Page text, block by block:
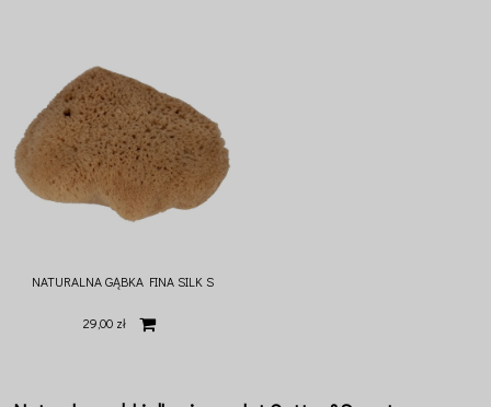
NATURALNA GĄBKA FINA SILK S
29,00 zł